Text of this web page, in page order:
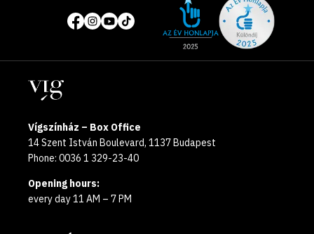
Social
media
pages
of
year
Locations
Vígszínház – Box Office
14 Szent István Boulevard, 1137 Budapest
Phone: 0036 1 329-23-40
Opening hours:
every day 11 AM – 7 PM